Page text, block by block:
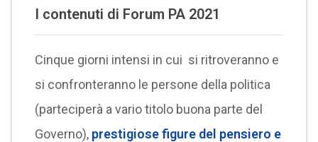
I contenuti di Forum PA 2021
Cinque giorni intensi in cui si ritroveranno e
si confronteranno le persone della politica
(parteciperà a vario titolo buona parte del
Governo), prestigiose figure del pensiero e